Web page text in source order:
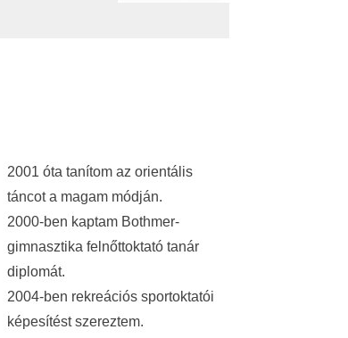
2001 óta tanítom az orientális
táncot a magam módján.
2000-ben kaptam Bothmer-
gimnasztika felnőttoktató tanár
diplomát.
2004-ben rekreációs sportoktatói
képesítést szereztem.